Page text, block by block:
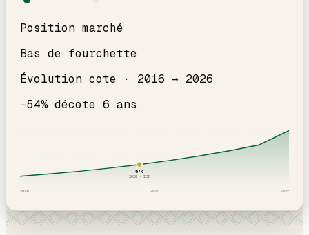
Position marché
Bas de fourchette
Évolution cote · 2016 → 2026
−54% décote 6 ans
67k
2020 · ICI
2016 2021 2026